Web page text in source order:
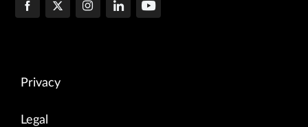
Privacy
Legal